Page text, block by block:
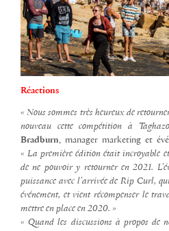
Réactions
« Nous sommes très heureux de
nouveau cette compétition à
Bradburn, manager marketing et
«La première édition était incroyable
de ne pouvoir y retourner en 2021.
puissance avec l’arrivée de Rip Curl,
événement, et vient récompenser le
mettre en place en 2020. »
« Quand les discussions à propos de